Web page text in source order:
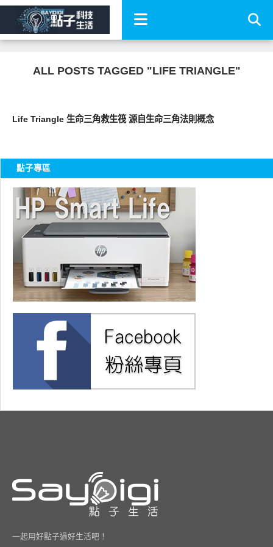
ALL POSTS TAGGED "LIFE TRIANGLE"
Life Triangle 生命三角救生筏 源自生命三角法則概念
點子專區
一起用好點子過好生活吧！